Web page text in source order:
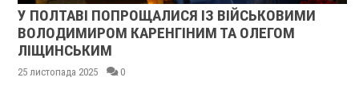
У ПОЛТАВІ ПОПРОЩАЛИСЯ ІЗ ВІЙСЬКОВИМИ
ВОЛОДИМИРОМ КАРЕНГІНИМ ТА ОЛЕГОМ
ЛІЩИНСЬКИМ
25 листопада 2025 0